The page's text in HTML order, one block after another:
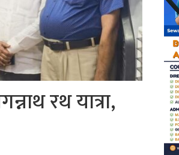
रथ यात्रा,